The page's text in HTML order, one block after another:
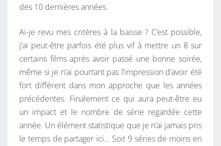
N
É
E
T
V
des 10 dernières années.
Ai-je revu mes critères à la baisse ? C’est possible,
j’ai peut-être parfois été plus vif à mettre un 8 sur
certains films après avoir passé une bonne soirée,
même si je n’ai pourtant pas l’impression d’avoir été
fort différent dans mon approche que les années
précédentes. Finalement ce qui aura peut-être eu
un impact et le nombre de série regardée cette
année. Un élément statistique que je n’ai jamais pris
le temps de partager ici… Soit 9 séries de moins en